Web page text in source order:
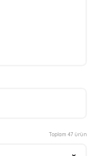
Toplam 47 ürün